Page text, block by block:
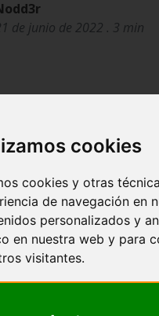
cookies
cookies y otras
de navegación en
personalizados y
en nuestra web y para
visitantes.
de junio de 2022 . 3 min